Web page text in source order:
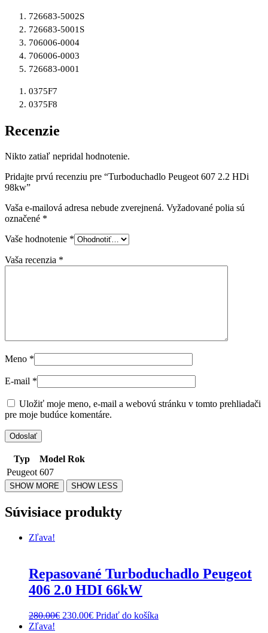
726683-5002S
726683-5001S
706006-0004
706006-0003
726683-0001
0375F7
0375F8
Recenzie
Nikto zatiaľ nepridal hodnotenie.
Pridajte prvú recenziu pre “Turboduchadlo Peugeot 607 2.2 HDi
98kw”
Vaša e-mailová adresa nebude zverejnená. Vyžadované polia sú
označené *
Vaše hodnotenie *
Vaša recenzia *
Meno *
E-mail *
Uložiť moje meno, e-mail a webovú stránku v tomto prehliadači
pre moje budúce komentáre.
Typ Model Rok
Peugeot 607
Súvisiace produkty
Zľava!
Repasované Turboduchadlo Peugeot
406 2.0 HDI 66kW
280.00€ Original
230.00€Current
Pridať do košíka
Zľava!